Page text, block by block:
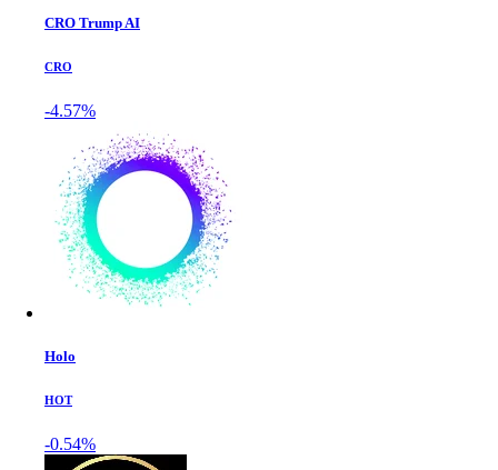
CRO Trump AI
CRO
-4.57%
Holo
HOT
-0.54%